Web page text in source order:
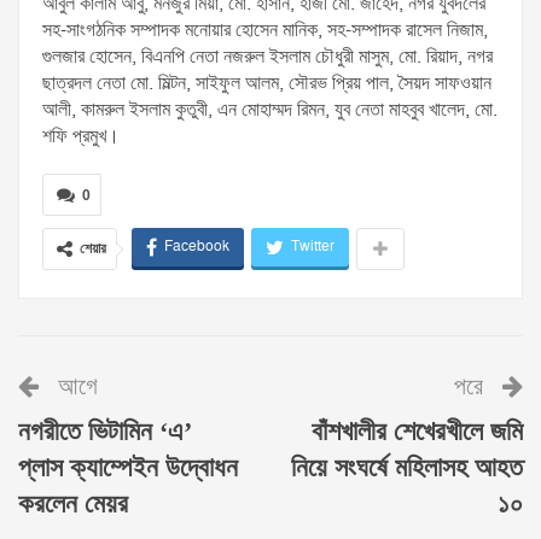
সহ-সাংগঠনিক সম্পাদক মনোয়ার হোসেন মানিক, সহ-সম্পাদক রাসেল নিজাম,
গুলজার হোসেন, বিএনপি নেতা নজরুল ইসলাম চৌধুরী মাসুম, মো. রিয়াদ, নগর
ছাত্রদল নেতা মো. মিল্টন, সাইফুল আলম, সৌরভ প্রিয় পাল, সৈয়দ সাফওয়ান
আলী, কামরুল ইসলাম কুতুবী, এন মোহাম্মদ রিমন, যুব নেতা মাহবুব খালেদ, মো.
শফি প্রমুখ।
0
শেয়ার Facebook Twitter
আগে
নগরীতে ভিটামিন ‘এ’
প্লাস ক্যাম্পেইন উদ্বোধন
করলেন মেয়র
পরে
বাঁশখালীর শেখেরখীলে জমি
নিয়ে সংঘর্ষে মহিলাসহ আহত
১০